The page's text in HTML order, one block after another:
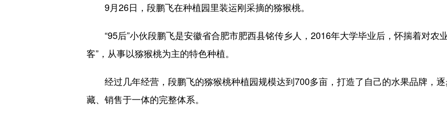
9月26日，段鹏飞在种植园里装运刚采摘的猕猴桃。
“95后”小伙段鹏飞是安徽省合肥市肥西县铭传乡人，2016年大学毕业后，怀揣着对农
客”，从事以猕猴桃为主的特色种植。
经过几年经营，段鹏飞的猕猴桃种植园规模达到700多亩，打造了自己的水果品牌，
藏、销售于一体的完整体系。